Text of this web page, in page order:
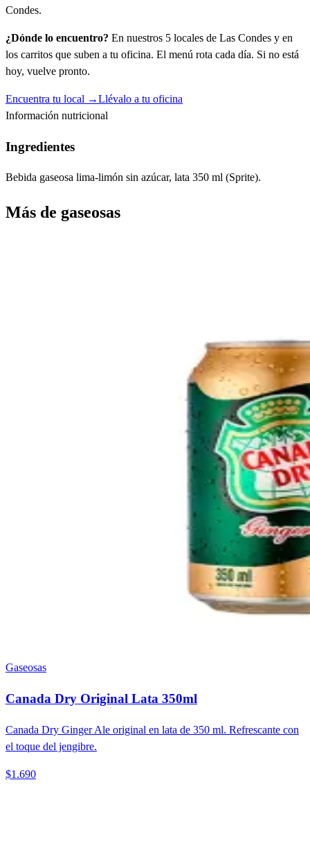
Condes.
¿Dónde lo encuentro? En nuestros 5 locales de Las Condes y en
los carritos que suben a tu oficina. El menú rota cada día. Si no está
hoy, vuelve pronto.
Encuentra tu local →Llévalo a tu oficina
Información nutricional
Ingredientes
Bebida gaseosa lima-limón sin azúcar, lata 350 ml (Sprite).
Más de gaseosas
Gaseosas
Canada Dry Original Lata 350ml
Canada Dry Ginger Ale original en lata de 350 ml. Refrescante con
el toque del jengibre.
$1.690